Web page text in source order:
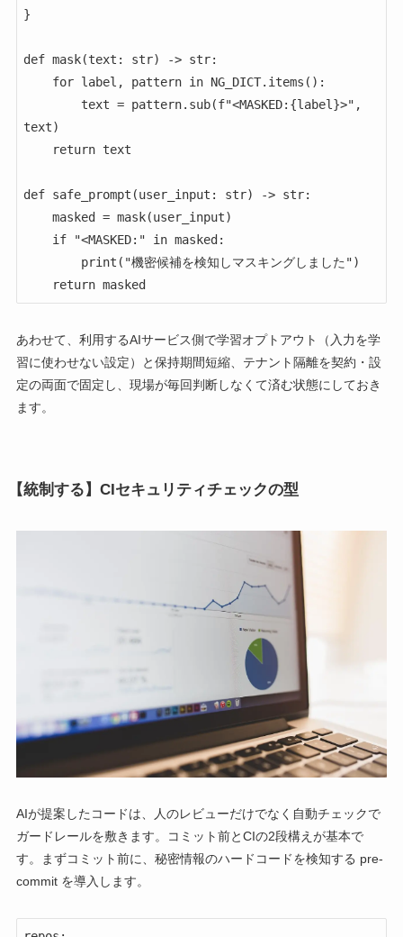
}
def mask(text: str) -> str:
text)
def safe_prompt(user_input: str) -> str:
    return masked
あわせて、利用するAIサービス側で学習オプトアウト（入力を学
習に使わせない設定）と保持期間短縮、テナント隔離を契約・設
定の両面で固定し、現場が毎回判断しなくて済む状態にしておき
ます。
【統制する】CIセキュリティチェックの型
AIが提案したコードは、人のレビューだけでなく自動チェックで
ガードレールを敷きます。コミット前とCIの2段構えが基本で
す。まずコミット前に、秘密情報のハードコードを検知する pre-
commit を導入します。